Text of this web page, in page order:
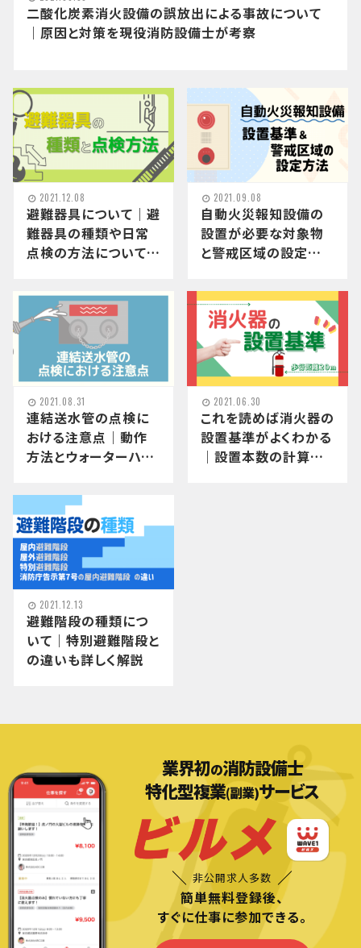
二酸化炭素消火設備の誤放出による事故について
｜原因と対策を現役消防設備士が考察
2021.12.08
避難器具について｜避
難器具の種類や日常
点検の方法についても
2021.09.08
自動火災報知設備の
設置が必要な対象物
と警戒区域の設定方
2021.08.31
連結送水管の点検に
おける注意点｜動作
方法とウォーターハン
2021.06.30
これを読めば消火器の
設置基準がよくわかる
｜設置本数の計算方
2021.12.13
避難階段の種類につ
いて｜特別避難階段と
の違いも詳しく解説
業界初の消防設備士
特化型複業(副業)サービス
非公開求人多数
簡単無料登録後、
すぐに仕事に参加できる。